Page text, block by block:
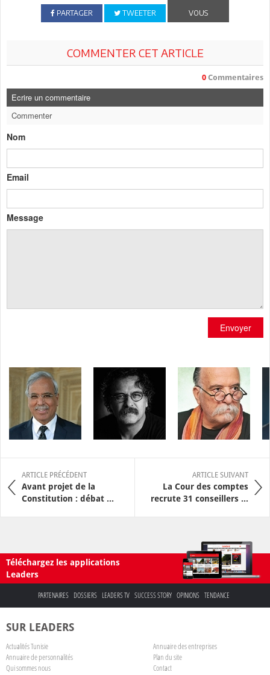
PARTAGER TWEETER
VOUS
COMMENTER CET ARTICLE
0 Commentaires
Ecrire un commentaire
Commenter
Nom
Email
Message
Envoyer
ARTICLE PRÉCÉDENT
Avant projet de la
Constitution : débat ...
ARTICLE SUIVANT
La Cour des comptes
recrute 31 conseillers ...
Téléchargez les applications
Leaders
PARTENAIRES DOSSIERS LEADERS TV SUCCESS STORY OPINIONS TENDANCE
SUR LEADERS
Actualités Tunisie
Annuaire des entreprises
Annuaire de personnalités
Plan du site
Qui sommes nous
Contact